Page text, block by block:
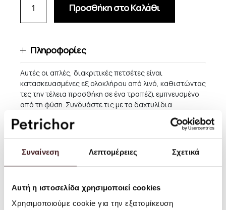
Συναίνεση Λεπτομέρειες Σχετικά
Αυτή η ιστοσελίδα χρησιμοποιεί cookies
Χρησιμοποιούμε cookie για την εξατομίκευση
Προσθήκη στο Καλάθι
Πληροφορίες
Αυτές οι απλές, διακριτικές πετσέτες είναι
κατασκευασμένες εξ ολοκλήρου από λινό, καθιστώντας
τες την τέλεια προσθήκη σε ένα τραπέζι εμπνευσμένο
από τη φύση. Συνδυάστε τις με τα δαχτυλίδια
πετσετών Flow για να ολοκληρώσετε την εμφάνιση. Οι
λινές χαρτοπετσέτες έρχονται σε σετ των δύο.
πρώτη πλύση, αφήστε το σε κρύο νερό για 24 ώρες για
να βελτιώσετε την απόδοση στεγνώματος.